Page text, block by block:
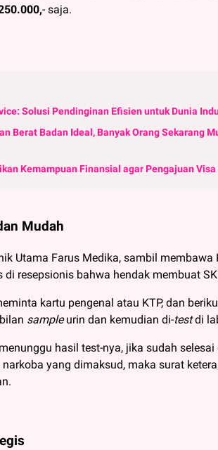
- saja.
Solusi Pendinginan Efisien untuk Dunia
Berat Badan Ideal, Banyak Orang Sekarang
Kemampuan Finansial agar Pengajuan
Mudah
Utama Farus Medika, sambil membawa
resepsionis bahwa hendak membuat
kartu pengenal atau KTP, dan
sampleurin dan kemudian di-testdi
hasil test-nya, jika sudah
yang dimaksud, maka surat